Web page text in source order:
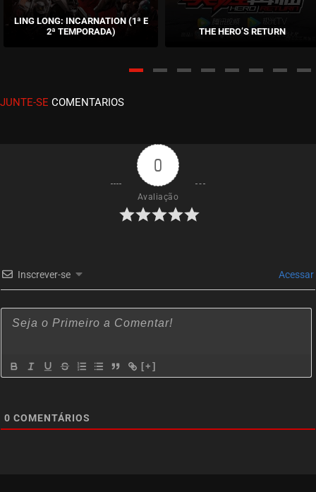
LING LONG: INCARNATION (1ª E
2ª TEMPORADA)
THE HERO’S RETURN
JUNTE-SE COMENTARIOS
0
Avaliação
Inscrever-se Acessar
[+]
0 COMENTÁRIOS